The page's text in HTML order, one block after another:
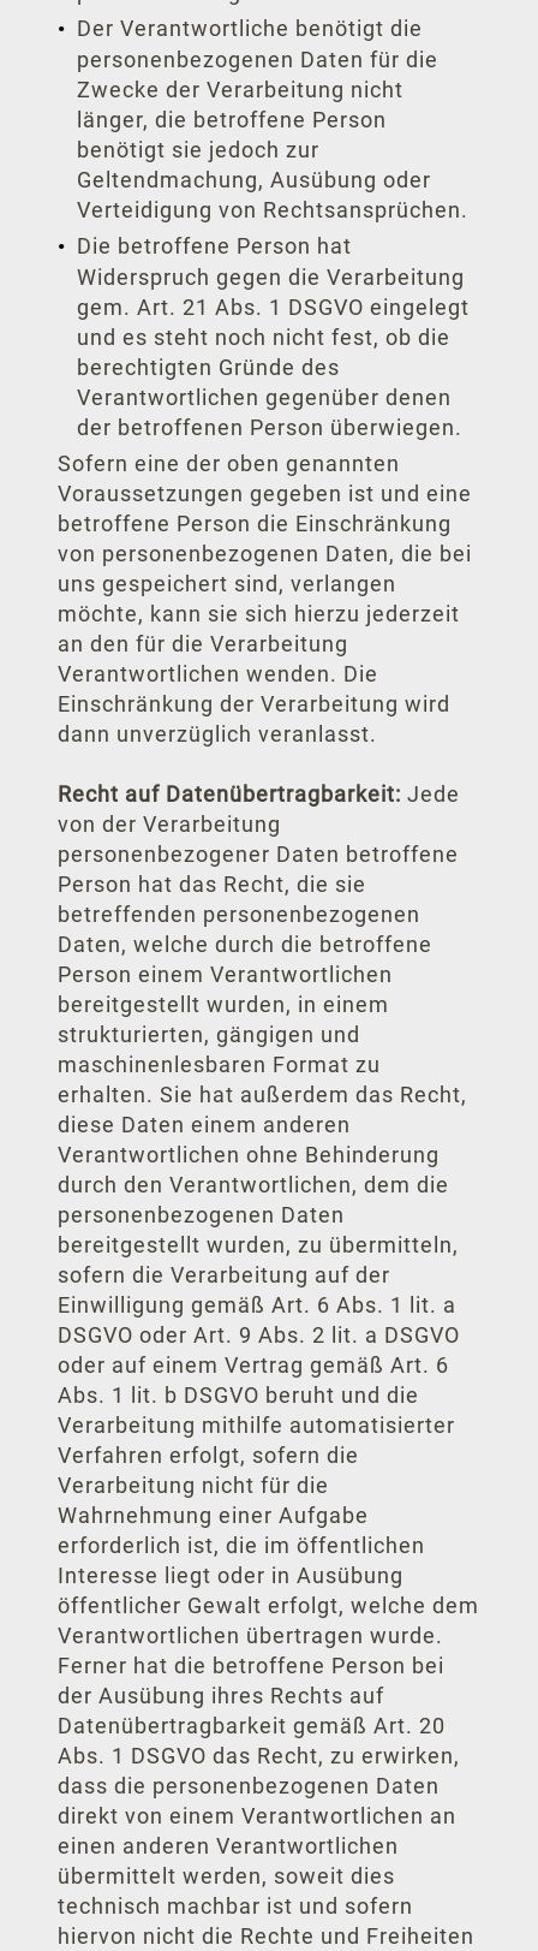
Der Verantwortliche benötigt die
personenbezogenen Daten für die
Zwecke der Verarbeitung nicht
länger, die betroffene Person
benötigt sie jedoch zur
Geltendmachung, Ausübung oder
Verteidigung von Rechtsansprüchen.
Die betroffene Person hat
Widerspruch gegen die Verarbeitung
gem. Art. 21 Abs. 1 DSGVO eingelegt
und es steht noch nicht fest, ob die
berechtigten Gründe des
Verantwortlichen gegenüber denen
der betroffenen Person überwiegen.
Sofern eine der oben genannten
Voraussetzungen gegeben ist und eine
betroffene Person die Einschränkung
von personenbezogenen Daten, die bei
uns gespeichert sind, verlangen
möchte, kann sie sich hierzu jederzeit
an den für die Verarbeitung
Verantwortlichen wenden. Die
Einschränkung der Verarbeitung wird
dann unverzüglich veranlasst.
Recht auf Datenübertragbarkeit: Jede
von der Verarbeitung
personenbezogener Daten betroffene
Person hat das Recht, die sie
betreffenden personenbezogenen
Daten, welche durch die betroffene
Person einem Verantwortlichen
bereitgestellt wurden, in einem
strukturierten, gängigen und
maschinenlesbaren Format zu
erhalten. Sie hat außerdem das Recht,
diese Daten einem anderen
Verantwortlichen ohne Behinderung
durch den Verantwortlichen, dem die
personenbezogenen Daten
bereitgestellt wurden, zu übermitteln,
sofern die Verarbeitung auf der
Einwilligung gemäß Art. 6 Abs. 1 lit. a
DSGVO oder Art. 9 Abs. 2 lit. a DSGVO
oder auf einem Vertrag gemäß Art. 6
Abs. 1 lit. b DSGVO beruht und die
Verarbeitung mithilfe automatisierter
Verfahren erfolgt, sofern die
Verarbeitung nicht für die
Wahrnehmung einer Aufgabe
erforderlich ist, die im öffentlichen
Interesse liegt oder in Ausübung
öffentlicher Gewalt erfolgt, welche dem
Verantwortlichen übertragen wurde.
Ferner hat die betroffene Person bei
der Ausübung ihres Rechts auf
Datenübertragbarkeit gemäß Art. 20
Abs. 1 DSGVO das Recht, zu erwirken,
dass die personenbezogenen Daten
direkt von einem Verantwortlichen an
einen anderen Verantwortlichen
übermittelt werden, soweit dies
technisch machbar ist und sofern
hiervon nicht die Rechte und Freiheiten